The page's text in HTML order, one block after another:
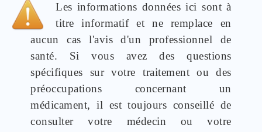
Les informations données ici sont à
titre informatif et ne remplace en
aucun cas l'avis d'un professionnel de
santé. Si vous avez des questions
spécifiques sur votre traitement ou des
préoccupations concernant un
médicament, il est toujours conseillé de
consulter votre médecin ou votre